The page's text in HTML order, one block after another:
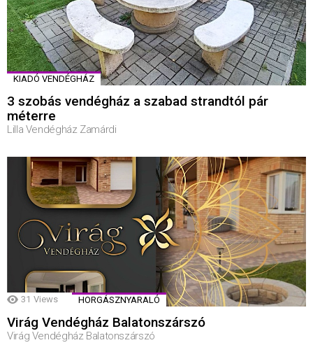
KIADÓ VENDÉGHÁZ
3 szobás vendégház a szabad strandtól pár
méterre
Lilla Vendégház Zamárdi
31 Views HORGÁSZNYARALÓ
Virág Vendégház Balatonszárszó
Virág Vendégház Balatonszárszó